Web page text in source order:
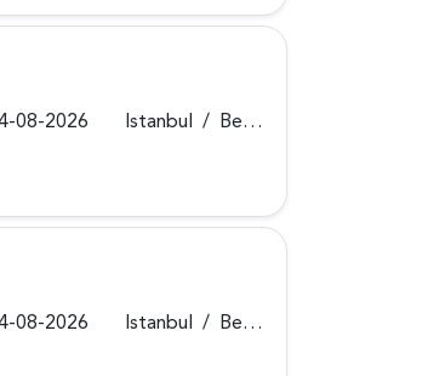
08-2026 Istanbul / Beykoz
08-2026 Istanbul / Beykoz